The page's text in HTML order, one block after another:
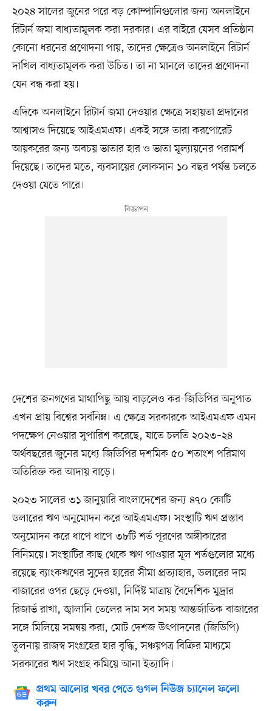
২০২৪ সালের জুনের পরে বড় কোম্পানিগুলোর জন্য অনলাইনে
রিটার্ন জমা বাধ্যতামূলক করা দরকার। এর বাইরে যেসব প্রতিষ্ঠান
কোনো ধরনের প্রণোদনা পায়, তাদের ক্ষেত্রেও অনলাইনে রিটার্ন
দাখিল বাধ্যতামূলক করা উচিত। তা না মানলে তাদের প্রণোদনা
যেন বন্ধ করা হয়।
এদিকে অনলাইনে রিটার্ন জমা দেওয়ার ক্ষেত্রে সহায়তা প্রদানের
আশ্বাসও দিয়েছে আইএমএফ। একই সঙ্গে তারা করপোরেট
আয়করের জন্য অবচয় ভাতার হার ও ভাতা মূল্যায়নের পরামর্শ
দিয়েছে। তাদের মতে, ব্যবসায়ের লোকসান ১০ বছর পর্যন্ত চলতে
দেওয়া যেতে পারে।
দেশের জনগণের মাথাপিছু আয় বাড়লেও কর-জিডিপির অনুপাত
এখন প্রায় বিশ্বের সর্বনিম্ন। এ ক্ষেত্রে সরকারকে আইএমএফ এমন
পদক্ষেপ নেওয়ার সুপারিশ করেছে, যাতে চলতি ২০২৩–২৪
অর্থবছরের জুনের মধ্যে জিডিপির দশমিক ৫০ শতাংশ পরিমাণ
অতিরিক্ত কর আদায় বাড়ে।
২০২৩ সালের ৩১ জানুয়ারি বাংলাদেশের জন্য ৪৭০ কোটি
ডলারের ঋণ অনুমোদন করে আইএমএফ। সংস্থাটি ঋণ প্রস্তাব
অনুমোদন করে ধাপে ধাপে ৩৮টি শর্ত পূরণের অঙ্গীকারের
বিনিময়ে। সংস্থাটির কাছ থেকে ঋণ পাওয়ার মূল শর্তগুলোর মধ্যে
রয়েছে ব্যাংকঋণের সুদের হারের সীমা প্রত্যাহার, ডলারের দাম
বাজারের ওপর ছেড়ে দেওয়া, নির্দিষ্ট মাত্রায় বৈদেশিক মুদ্রার
রিজার্ভ রাখা, জ্বালানি তেলের দাম সব সময় আন্তর্জাতিক বাজারের
সঙ্গে মিলিয়ে সমন্বয় করা, মোট দেশজ উৎপাদনের (জিডিপি)
তুলনায় রাজস্ব সংগ্রহের হার বৃদ্ধি, সঞ্চয়পত্র বিক্রির মাধ্যমে
সরকারের ঋণ সংগ্রহ কমিয়ে আনা ইত্যাদি।
প্রথম আলোর খবর পেতে গুগল নিউজ চ্যানেল ফলো
করুন